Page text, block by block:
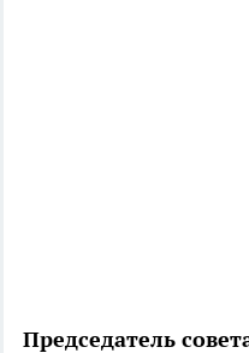
Председатель